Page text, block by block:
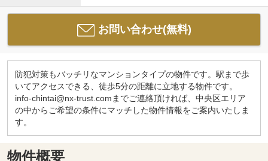
お問い合わせ(無料)
防犯対策もバッチリなマンションタイプの物件です。駅まで歩
いてアクセスできる、徒歩5分の距離に立地する物件です。
info-chintai@nx-trust.comまでご連絡頂ければ、中央区エリア
の中からご希望の条件にマッチした物件情報をご案内いたしま
す。
物件概要